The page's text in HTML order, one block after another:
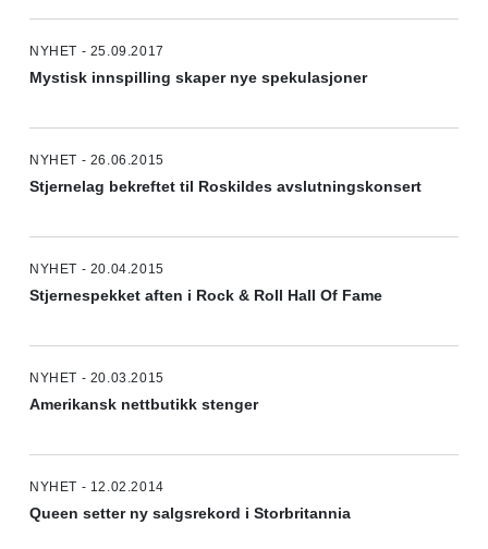
NYHET - 25.09.2017
Mystisk innspilling skaper nye spekulasjoner
NYHET - 26.06.2015
Stjernelag bekreftet til Roskildes avslutningskonsert
NYHET - 20.04.2015
Stjernespekket aften i Rock & Roll Hall Of Fame
NYHET - 20.03.2015
Amerikansk nettbutikk stenger
NYHET - 12.02.2014
Queen setter ny salgsrekord i Storbritannia